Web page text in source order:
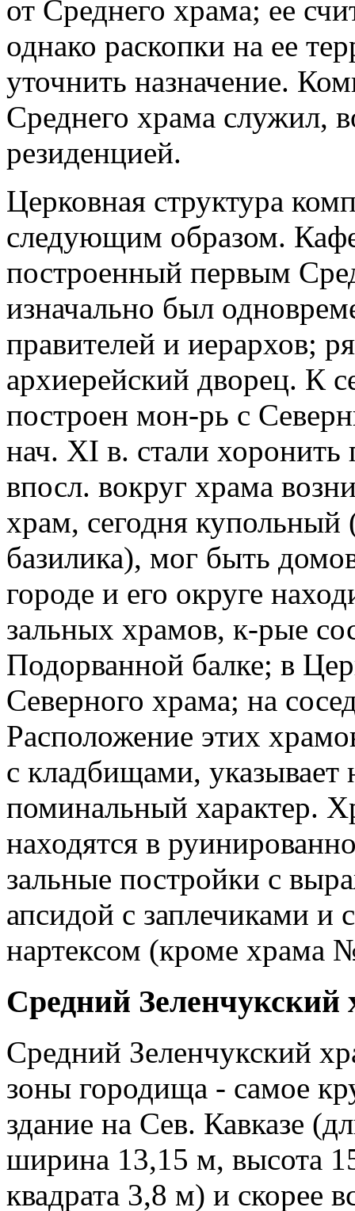
от Среднего храма; ее
однако раскопки на ее
уточнить назначение.
Среднего храма служил,
резиденцией.
Церковная структура
следующим образом.
построенный первым
изначально был
правителей и иерархов;
архиерейский дворец. К
построен мон-рь с
нач. XI в. стали хоронить
впосл. вокруг храма
храм, сегодня купольный
базилика), мог быть
городе и его округе
зальных храмов, к-рые
Подорванной балке; в
Северного храма; на
Расположение этих
с кладбищами, указывает
поминальный характер.
находятся в
зальные постройки с
апсидой с заплечиками и
нартексом (кроме храма
Средний Зеленчукский
Средний Зеленчукский
зоны городища - самое
здание на Сев. Кавказе
ширина 13,15 м, высота
квадрата 3,8 м) и скорее